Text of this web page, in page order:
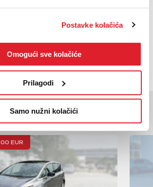
Postavke kolačića
Omogući sve kolačiće
Prilagodi
Samo nužni kolačići
EUR